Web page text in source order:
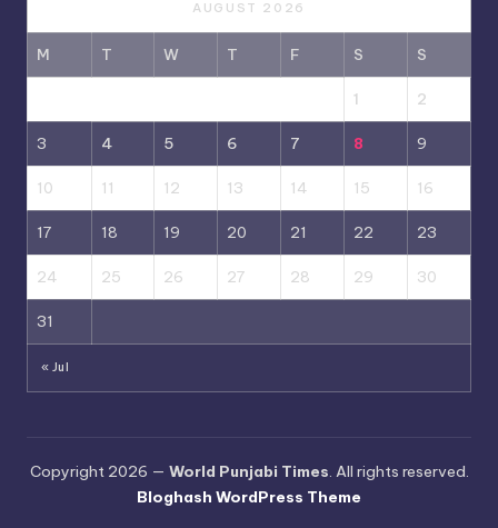
AUGUST 2026
M T W T F S S
1 2
3 4 5 6 7 8 9
10 11 12 13 14 15 16
17 18 19 20 21 22 23
24 25 26 27 28 29 30
31
« Jul
Copyright 2026 — World Punjabi Times . All rights reserved.
Bloghash WordPress Theme